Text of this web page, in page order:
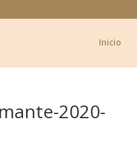
Inicio
2020-